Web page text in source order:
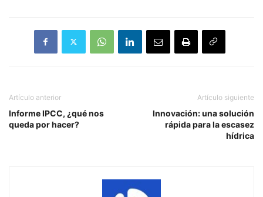
Artículo anterior
Informe IPCC, ¿qué nos
queda por hacer?
Artículo siguiente
Innovación: una solución
rápida para la escasez
hídrica